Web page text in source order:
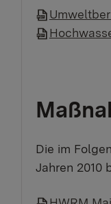
Die im
Jahren 2010